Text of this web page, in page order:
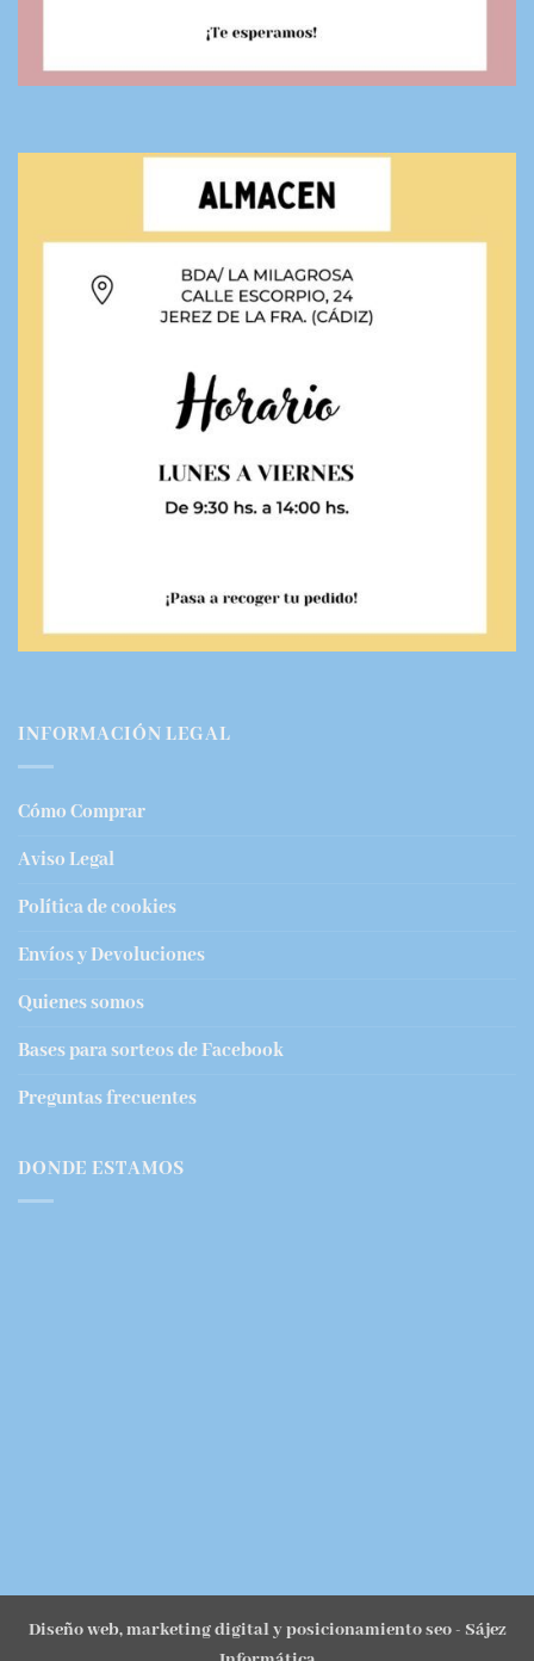
INFORMACIÓN LEGAL
Cómo Comprar
Aviso Legal
Política de cookies
Envíos y Devoluciones
Quienes somos
Bases para sorteos de Facebook
Preguntas frecuentes
DONDE ESTAMOS
Diseño web, marketing digital y posicionamiento seo- Sájez